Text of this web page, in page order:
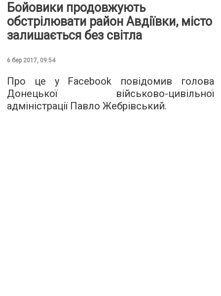
Бойовики продовжують
обстрілювати район Авдіївки, місто
залишається без світла
6 бер 2017, 09:54
Про це у Facebook повідомив голова
Донецької військово-цивільної
адміністрації Павло Жебрівський.